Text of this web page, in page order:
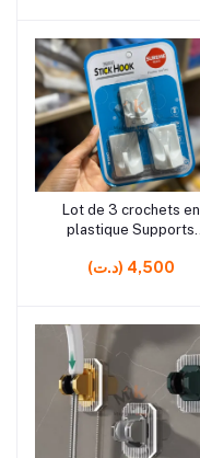
rrrrrr17
Ajouter au panier
Lot de 3 crochets en
plastique Supports
mural
(د.ت) 4,500